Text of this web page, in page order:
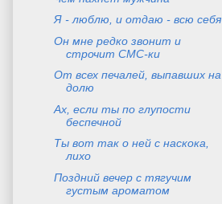
Я - люблю, и отдаю - всю себя
Он мне редко звонит и
строчит СМС-ки
От всех печалей, выпавших на
долю
Ах, если ты по глупости
беспечной
Ты вот так о ней с наскока,
лихо
Поздний вечер с тягучим
густым ароматом